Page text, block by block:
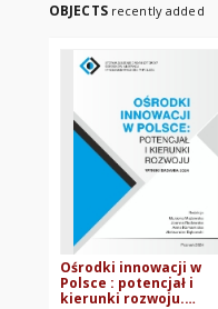
OBJECTS recently added
Ośrodki innowacji w
Polsce : potencjał i
kierunki rozwoju.